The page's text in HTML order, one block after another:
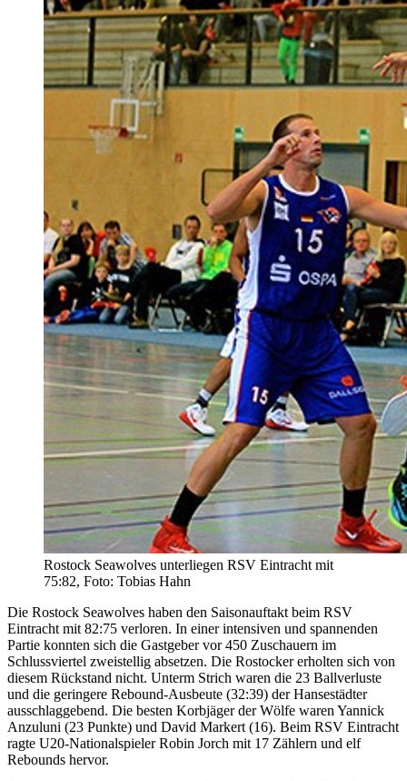
Rostock Seawolves unterliegen RSV Eintracht mit
75:82, Foto: Tobias Hahn
Die Rostock Seawolves haben den Saisonauftakt beim RSV
Eintracht mit 82:75 verloren. In einer intensiven und spannenden
Partie konnten sich die Gastgeber vor 450 Zuschauern im
Schlussviertel zweistellig absetzen. Die Rostocker erholten sich von
diesem Rückstand nicht. Unterm Strich waren die 23 Ballverluste
und die geringere Rebound-Ausbeute (32:39) der Hansestädter
ausschlaggebend. Die besten Korbjäger der Wölfe waren Yannick
Anzuluni (23 Punkte) und David Markert (16). Beim RSV Eintracht
ragte U20-Nationalspieler Robin Jorch mit 17 Zählern und elf
Rebounds hervor.